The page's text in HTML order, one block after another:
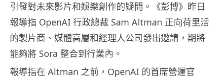
引發對未來影片和娛樂創作的疑問。《彭博》昨日
報導指 OpenAI 行政總裁 Sam Altman 正向荷里活
的製片商、媒體高層和經理人公司發出邀請，期將
能夠將 Sora 整合到行業內。
報導指在 Altman 之前，OpenAI 的首席營運官